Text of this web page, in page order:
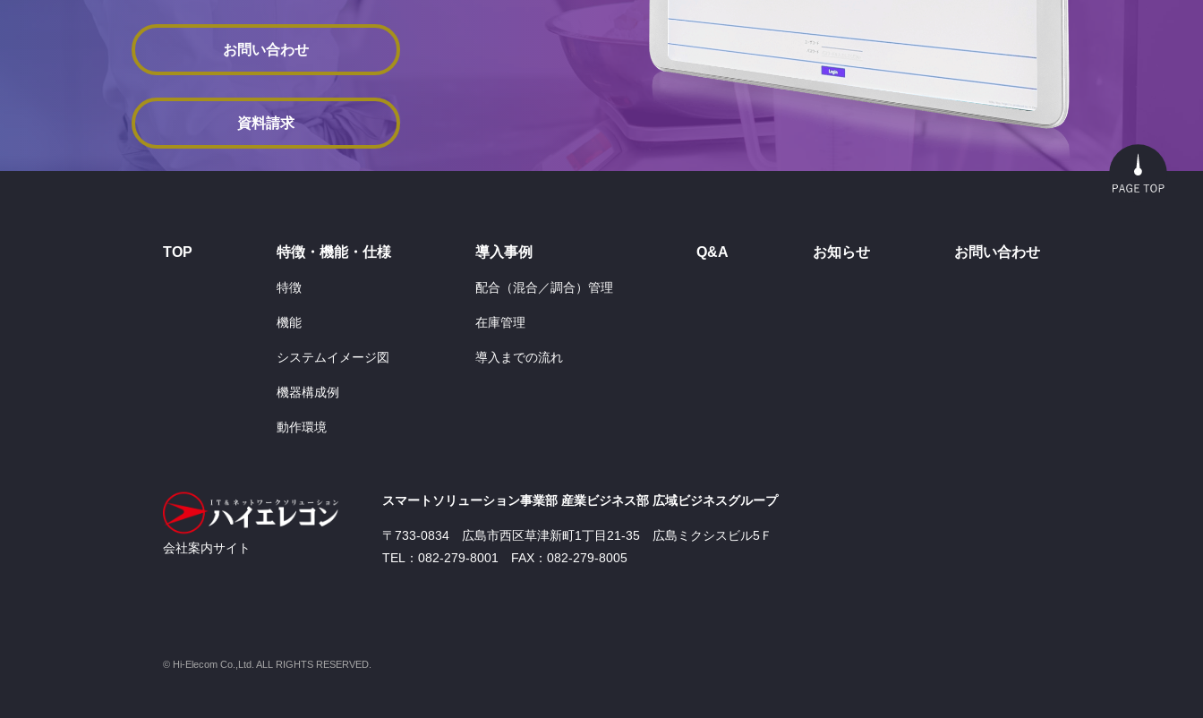
お問い合わせ
資料請求
TOP 特徴・機能・仕様
特徴
機能
システムイメージ図
機器構成例
動作環境
導入事例
配合（混合／調合）管理
在庫管理
導入までの流れ
Q&A お知らせ お問い合わせ
会社案内サイト
スマートソリューション事業部 産業ビジネス部 広域ビジネスグループ
〒733-0834 広島市西区草津新町1丁目21-35 広島ミクシスビル5Ｆ
TEL：082-279-8001 FAX：082-279-8005
© Hi-Elecom Co.,Ltd. ALL RIGHTS RESERVED.